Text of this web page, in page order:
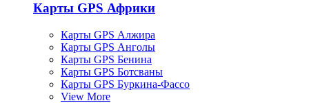
Карты GPS Африки
Карты GPS Алжира
Карты GPS Анголы
Карты GPS Бенина
Карты GPS Ботсваны
Карты GPS Буркина-Фассо
View More